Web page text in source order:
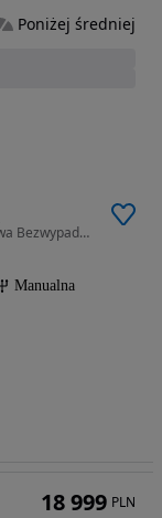
1364 cm3 • 120 KM • Perfekcja 1.4 Turbo Stan Nowa Bezwypadkowy Serwisowana
Manualna
Poniżej średniej
18 999 PLN